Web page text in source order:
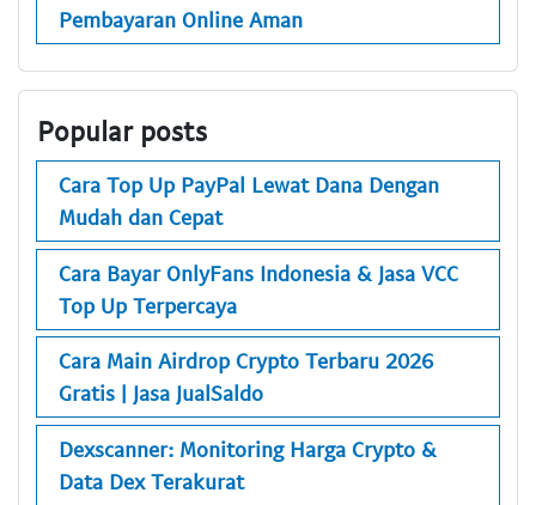
Pembayaran Online Aman
Popular posts
Cara Top Up PayPal Lewat Dana Dengan
Mudah dan Cepat
Cara Bayar OnlyFans Indonesia & Jasa VCC
Top Up Terpercaya
Cara Main Airdrop Crypto Terbaru 2026
Gratis | Jasa JualSaldo
Dexscanner: Monitoring Harga Crypto &
Data Dex Terakurat